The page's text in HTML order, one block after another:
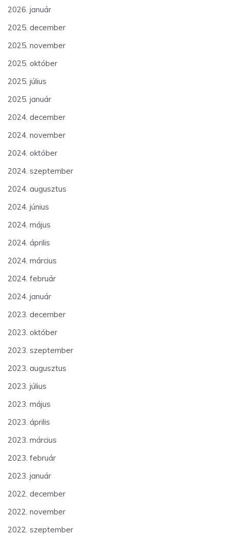
2026. január
2025. december
2025. november
2025. október
2025. július
2025. január
2024. december
2024. november
2024. október
2024. szeptember
2024. augusztus
2024. június
2024. május
2024. április
2024. március
2024. február
2024. január
2023. december
2023. október
2023. szeptember
2023. augusztus
2023. július
2023. május
2023. április
2023. március
2023. február
2023. január
2022. december
2022. november
2022. szeptember